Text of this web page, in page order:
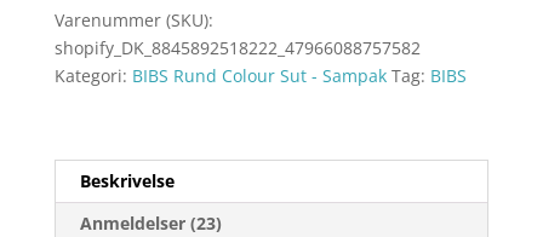
Varenummer (SKU):
shopify_DK_8845892518222_47966088757582
Kategori: BIBS Rund Colour Sut - Sampak Tag: BIBS
Beskrivelse
Anmeldelser (23)